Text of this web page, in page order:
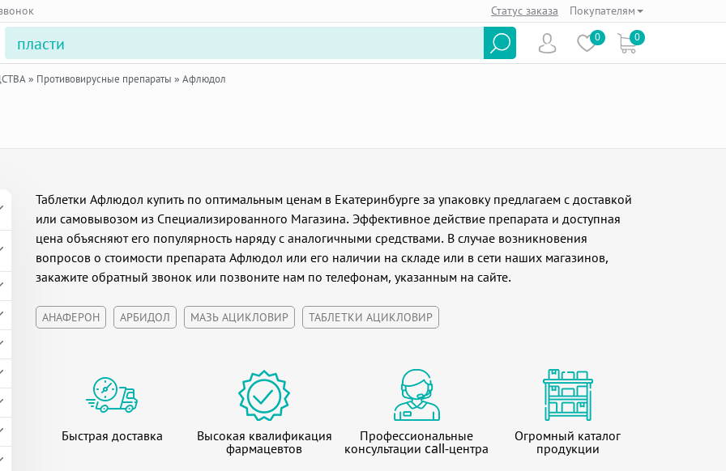
Статус заказа Покупателям
0 0
» Противовирусные препараты » Афлюдол
Таблетки Афлюдол купить по оптимальным ценам в Екатеринбурге за упаковку предлагаем с доставкой
или самовывозом из Специализированного Магазина. Эффективное действие препарата и доступная
цена объясняют его популярность наряду с аналогичными средствами. В случае возникновения
вопросов о стоимости препарата Афлюдол или его наличии на складе или в сети наших магазинов,
закажите обратный звонок или позвоните нам по телефонам, указанным на сайте.
АНАФЕРОН АРБИДОЛ МАЗЬ АЦИКЛОВИР ТАБЛЕТКИ АЦИКЛОВИР
Быстрая доставка Высокая квалификация
фармацевтов
Профессиональные
консультации call-центра
Огромный каталог
продукции